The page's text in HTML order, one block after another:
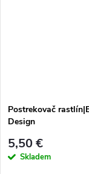
Postrekovač
Design
5,50 €
Skladem